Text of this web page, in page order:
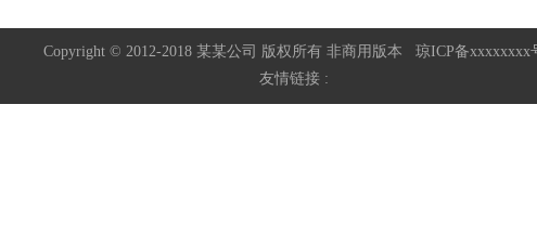
Copyright © 2012-2018 某某公司 版权所有 非商用版本 琼ICP备xxxxxxxx
友情链接 :